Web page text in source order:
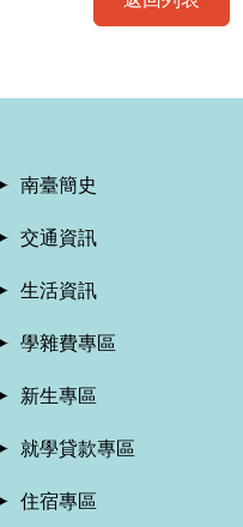
南臺簡史
交通資訊
生活資訊
學雜費專區
新生專區
就學貸款專區
住宿專區